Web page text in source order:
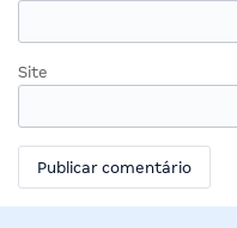
Site